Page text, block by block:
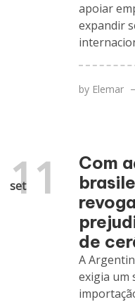
apoiar
expandir
by Elemar
set
11
Com
de
A
exigia um